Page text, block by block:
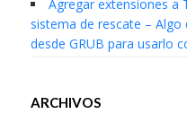
Agregar extensiones a
sistema de rescate – Algo
desde GRUB para usarlo
ARCHIVOS